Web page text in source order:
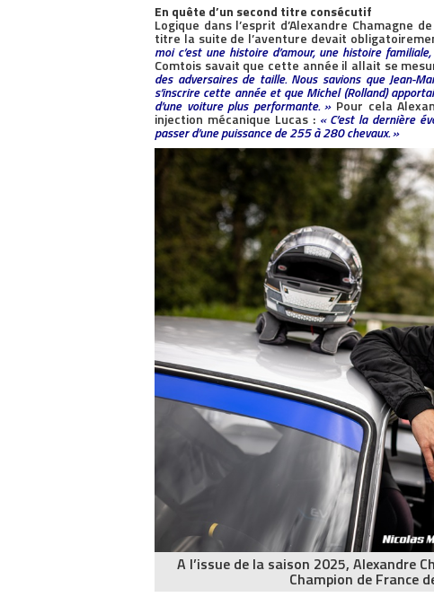
En quête d’un second titre consécutif
Logique dans l’esprit d’Alexandre Chamagne
titre la suite de l’aventure devait
moi c’est une histoire d’amour, une histoire
Comtois savait que cette année il allait se
des adversaires de taille. Nous savions que Jean-
s’inscrire cette année et que Michel (Rolland)
d’une voiture plus performante. »Pour cela
injection mécanique Lucas : « C’est la dernière
passer d’une puissance de 255 à 280 chevaux. »
A l’issue de la saison 2025, Alexandre
Champion de France